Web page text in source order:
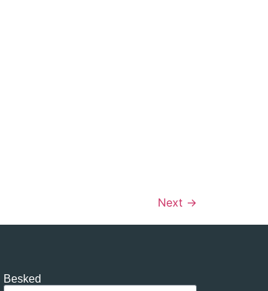
Next →
Besked